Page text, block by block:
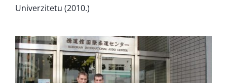
Univerzitetu (2010.)